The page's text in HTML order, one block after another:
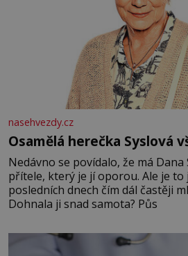
nasehvezdy.cz
Osamělá herečka Syslová
Nedávno se povídalo, že má
přítele, který je jí oporou. Ale je to
posledních dnech čím dál častěji
Dohnala ji snad samota? Půs